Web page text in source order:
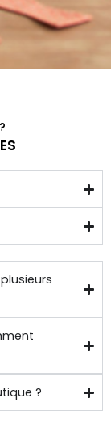
ment
beau
?